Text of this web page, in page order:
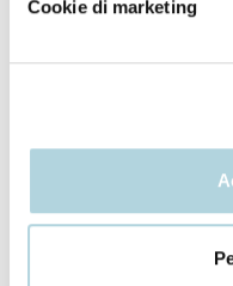
Cookie di marketing
risciacquo e il Siero